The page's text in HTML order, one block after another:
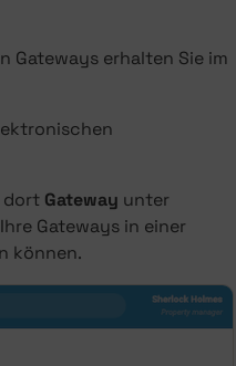
Gateways erhalten Sie im
dort Gateway unter
Gateways in einer
können.